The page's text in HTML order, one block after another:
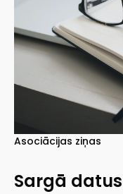
Asociācijas ziņas
Sargā